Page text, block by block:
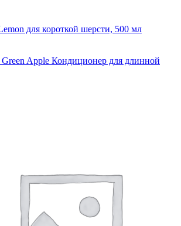
для короткой шерсти, 500 мл
Apple Кондиционер для длинной